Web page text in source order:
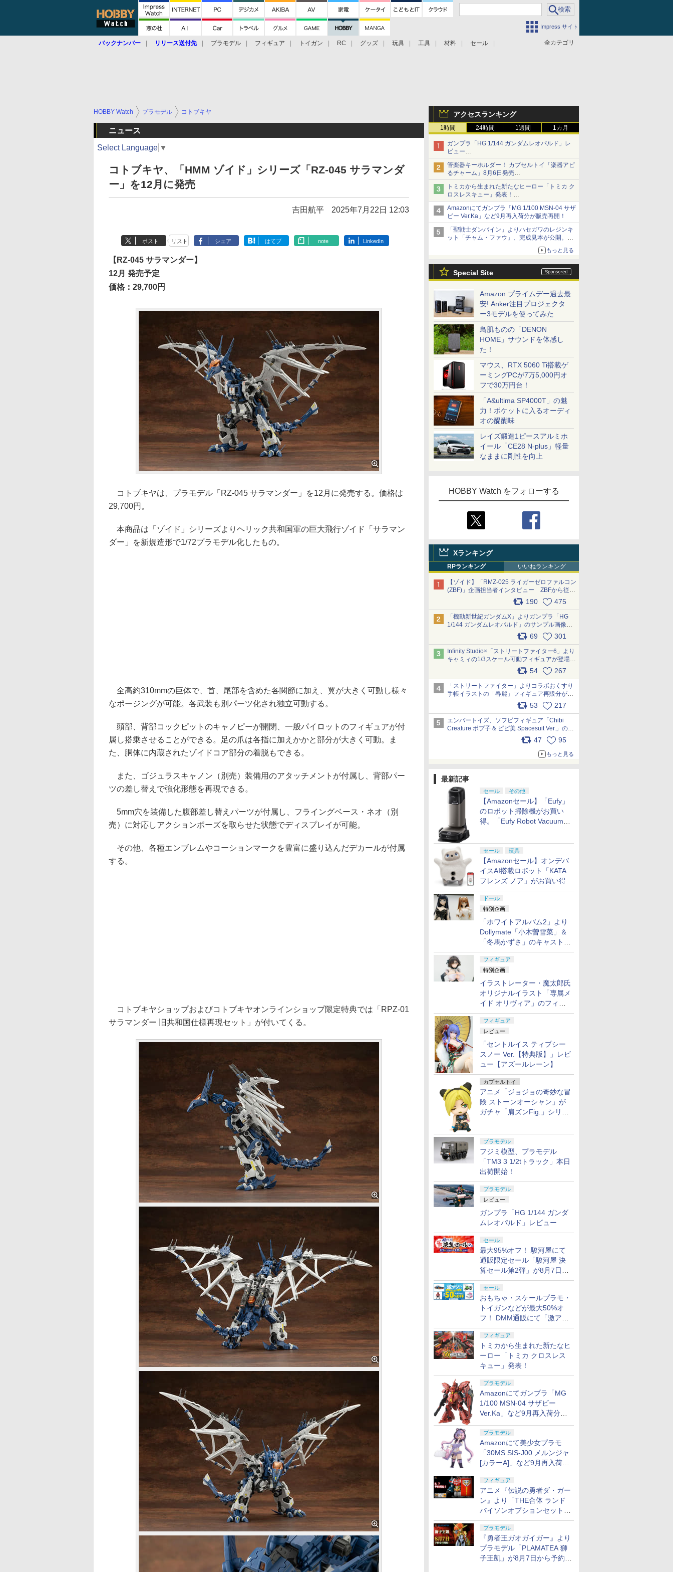
Impress サイト
全カテゴリ
バックナンバー リリース送付先 プラモデル フィギュア トイガン RC グッズ 玩具 工具 材料 セール
アクセスランキング
1時間 24時間 1週間 1カ月
ガンプラ「HG 1/144 ガンダムレオパルド」レ
ビュー
『機動新世紀ガンダムX』30周年！インナーア
ームガトリングの変形機構まで再現し最新フォ
ーマットでキット化！
管楽器キーホルダー！ カプセルトイ「楽器アピ
るチャーム」8月6日発売
チューバ、テナサクなど5種各3色
トミカから生まれた新たなヒーロー「トミカ ク
ロスレスキュー」発表！
詳細は後日公開予定
Amazonにてガンプラ「MG 1/100 MSN-04 サザ
ビー Ver.Ka」など9月再入荷分が販売再開！
「聖戦士ダンバイン」よりハセガワのレジンキ
ット「チャム・ファウ」、完成見本が公開。9
もっと見る
Special Site
Amazon プライムデー過去最
安! Anker注目プロジェクタ
ー3モデルを使ってみた
鳥肌ものの「DENON
HOME」サウンドを体感し
た！
マウス、RTX 5060 Ti搭載ゲ
ーミングPCが7万5,000円オ
フで30万円台！
「A&ultima SP4000T」の魅
力！ポケットに入るオーディ
オの醍醐味
レイズ鍛造1ピースアルミホ
イール「CE28 N-plus」軽量
なままに剛性を向上
HOBBY Watch をフォローする
Xランキング
RPランキング いいねランキング
【ゾイド】「RMZ-025 ライガーゼロファルコン
(ZBF)」企画担当者インタビュー ZBFから従来
デザインまで再現可能なボリューム満点のキッ
ト pic.x.com/6zOqQAQKkX
190 475
「機動新世紀ガンダムX」よりガンプラ「HG
1/144 ガンダムレオパルド」のサンプル画像が
69 301
Infinity Studio×「ストリートファイター6」より
キャミィの1/3スケール可動フィギュアが登場
54 267
「ストリートファイター」よりコラボおくすり
手帳イラストの「春麗」フィギュア再販分が本
日出荷開始 pic.x.com/toUc1MHr41
53 217
エンバートイズ、ソフビフィギュア「Chibi
Creature ポプ子 & ピピ美 Spacesuit Ver.」の発
売中止を発表 pic.x.com/Ri45iFeYjn
47 95
もっと見る
最新記事
セール その他
【Amazonセール】「Eufy」
のロボット掃除機がお買い
得。「Eufy Robot Vacuum
セール 玩具
【Amazonセール】オンデバ
イスAI搭載ロボット「KATA
フレンズ ノア」がお買い得
ドール
特別企画
「ホワイトアルバム2」より
Dollymate「小木曽雪菜」＆
「冬馬かずさ」のキャストド
ール実物見本が東京フィギュ
アギャラリーにて展示中
フィギュア
特別企画
イラストレーター・魔太郎氏
オリジナルイラスト「専属メ
イド オリヴィア」のフィギ
ュア彩色原型が東京フィギュ
アギャラリーにて展示中
フィギュア
レビュー
「セントルイス ティプシー
スノー Ver.【特典版】」レビ
ュー【アズールレーン】
カプセルトイ
アニメ「ジョジョの奇妙な冒
険 ストーンオーシャン」が
ガチャ「肩ズンFig.」シリー
プラモデル
フジミ模型、プラモデル
「TM3 3 1/2tトラック」本日
出荷開始！
プラモデル
レビュー
ガンプラ「HG 1/144 ガンダ
ムレオパルド」レビュー
セール
最大95%オフ！ 駿河屋にて
通販限定セール「駿河屋 決
算セール第2弾」が8月7日12
時より開催
セール
おもちゃ・スケールプラモ・
トイガンなどが最大50%オ
フ！ DMM通販にて「激ア
ツ！おもちゃ・ホビー夏セー
ル」が開催
フィギュア
トミカから生まれた新たなヒ
ーロー「トミカ クロスレス
キュー」発表！
プラモデル
Amazonにてガンプラ「MG
1/100 MSN-04 サザビー
Ver.Ka」など9月再入荷分が
プラモデル
Amazonにて美少女プラモ
「30MS SIS-J00 メルンジャ
[カラーA]」など9月再入荷分
が販売再開！
フィギュア
アニメ『伝説の勇者ダ・ガー
ン』より「THE合体 ランド
バイソンオプションセット」
が8月7日から予約受付開始！
プラモデル
『勇者王ガオガイガー』より
プラモデル「PLAMATEA 獅
子王凱」が8月7日から予約受
HOBBY Watch プラモデル コトブキヤ
ニュース
Select Language ▼
コトブキヤ、「HMM ゾイド」シリーズ「RZ-045 サラマンダ
ー」を12月に発売
吉田航平 2025年7月22日 12:03
ポスト リスト シェア はてブ note LinkedIn
【RZ-045 サラマンダー】
12月 発売予定
価格：29,700円
コトブキヤは、プラモデル「RZ-045 サラマンダー」を12月に発売する。価格は
29,700円。
本商品は「ゾイド」シリーズよりヘリック共和国軍の巨大飛行ゾイド「サラマン
ダー」を新規造形で1/72プラモデル化したもの。
全高約310mmの巨体で、首、尾部を含めた各関節に加え、翼が大きく可動し様々
なポージングが可能。各武装も別パーツ化され独立可動する。
頭部、背部コックピットのキャノピーが開閉、一般パイロットのフィギュアが付
属し搭乗させることができる。足の爪は各指に加えかかと部分が大きく可動。ま
た、胴体に内蔵されたゾイドコア部分の着脱もできる。
また、ゴジュラスキャノン（別売）装備用のアタッチメントが付属し、背部パー
ツの差し替えで強化形態を再現できる。
5mm穴を装備した腹部差し替えパーツが付属し、フライングベース・ネオ（別
売）に対応しアクションポーズを取らせた状態でディスプレイが可能。
その他、各種エンブレムやコーションマークを豊富に盛り込んだデカールが付属
する。
コトブキヤショップおよびコトブキヤオンラインショップ限定特典では「RPZ-01
サラマンダー 旧共和国仕様再現セット」が付いてくる。